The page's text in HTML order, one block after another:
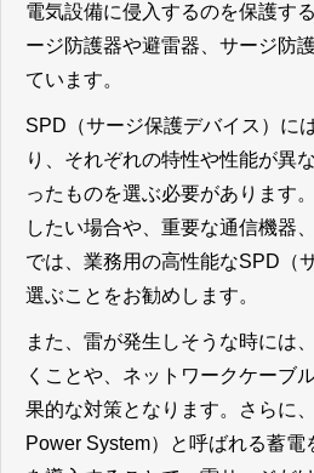
電気設備に侵入するのを保護す
ージ防護器や避雷器、サージ防
ています。
SPD（サージ保護デバイス）に
り、それぞれの特性や性能が異
ったものを選ぶ必要があります
したい場合や、重要な通信機器
では、業務用の高性能なSPD（
選ぶことをお勧めします。
また、雷が発生しそうな時には
くことや、ネットワークケーブ
果的な対策となります。さらに
Power System）と呼ばれる蓄電